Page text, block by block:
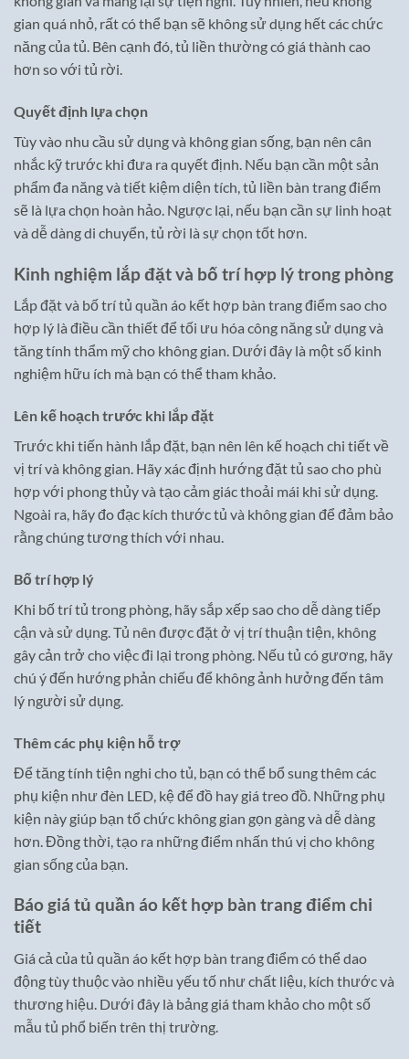
gian quá nhỏ, rất có thể bạn sẽ không sử dụng hết các chức
năng của tủ. Bên cạnh đó, tủ liền thường có giá thành cao
hơn so với tủ rời.
Quyết định lựa chọn
Tùy vào nhu cầu sử dụng và không gian sống, bạn nên cân
nhắc kỹ trước khi đưa ra quyết định. Nếu bạn cần một sản
phẩm đa năng và tiết kiệm diện tích, tủ liền bàn trang điểm
sẽ là lựa chọn hoàn hảo. Ngược lại, nếu bạn cần sự linh hoạt
và dễ dàng di chuyển, tủ rời là sự chọn tốt hơn.
Kinh nghiệm lắp đặt và bố trí hợp lý trong phòng
Lắp đặt và bố trí tủ quần áo kết hợp bàn trang điểm sao cho
hợp lý là điều cần thiết để tối ưu hóa công năng sử dụng và
tăng tính thẩm mỹ cho không gian. Dưới đây là một số kinh
nghiệm hữu ích mà bạn có thể tham khảo.
Lên kế hoạch trước khi lắp đặt
Trước khi tiến hành lắp đặt, bạn nên lên kế hoạch chi tiết về
vị trí và không gian. Hãy xác định hướng đặt tủ sao cho phù
hợp với phong thủy và tạo cảm giác thoải mái khi sử dụng.
Ngoài ra, hãy đo đạc kích thước tủ và không gian để đảm bảo
rằng chúng tương thích với nhau.
Bố trí hợp lý
Khi bố trí tủ trong phòng, hãy sắp xếp sao cho dễ dàng tiếp
cận và sử dụng. Tủ nên được đặt ở vị trí thuận tiện, không
gây cản trở cho việc đi lại trong phòng. Nếu tủ có gương, hãy
chú ý đến hướng phản chiếu để không ảnh hưởng đến tâm
lý người sử dụng.
Thêm các phụ kiện hỗ trợ
Để tăng tính tiện nghi cho tủ, bạn có thể bổ sung thêm các
phụ kiện như đèn LED, kệ để đồ hay giá treo đồ. Những phụ
kiện này giúp bạn tổ chức không gian gọn gàng và dễ dàng
hơn. Đồng thời, tạo ra những điểm nhấn thú vị cho không
gian sống của bạn.
Báo giá tủ quần áo kết hợp bàn trang điểm chi
tiết
Giá cả của tủ quần áo kết hợp bàn trang điểm có thể dao
động tùy thuộc vào nhiều yếu tố như chất liệu, kích thước và
thương hiệu. Dưới đây là bảng giá tham khảo cho một số
mẫu tủ phổ biến trên thị trường.